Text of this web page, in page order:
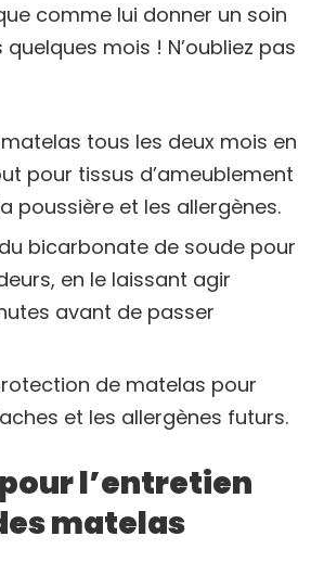
comme lui donner un soin
mois ! N’oubliez pas
tous les deux mois en
pour tissus d’ameublement
poussière et les allergènes.
bicarbonate de soude pour
en le laissant agir
avant de passer
de matelas pour
et les allergènes futurs.
l’entretien
matelas